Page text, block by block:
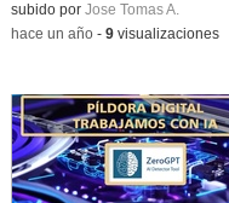
subido por Jose Tomas A.
-hace un año- 9visualizaciones